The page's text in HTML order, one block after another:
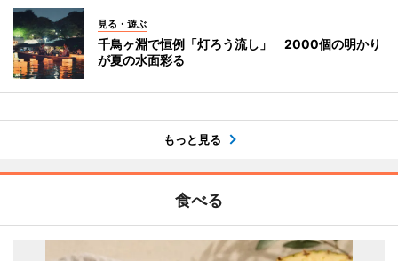
見る・遊ぶ
千鳥ヶ淵で恒例「灯ろう流し」 2000個の明かり
が夏の水面彩る
もっと見る
食べる